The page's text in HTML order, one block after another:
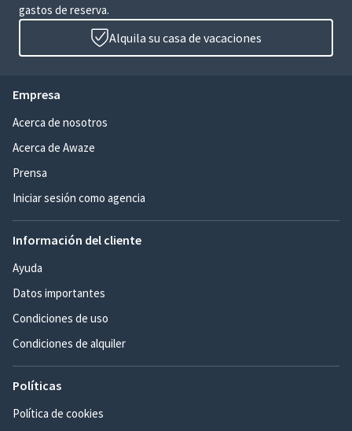
gastos de reserva.
Alquila su casa de vacaciones
Empresa
Acerca de nosotros
Acerca de Awaze
Prensa
Iniciar sesión como agencia
Información del cliente
Ayuda
Datos importantes
Condiciones de uso
Condiciones de alquiler
Políticas
Política de cookies